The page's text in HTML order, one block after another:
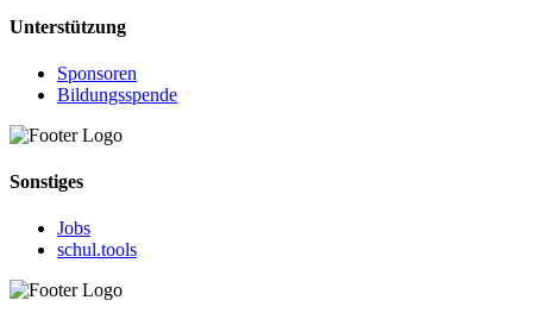
Unterstützung
Sponsoren
Bildungsspende
Sonstiges
Jobs
schul.tools